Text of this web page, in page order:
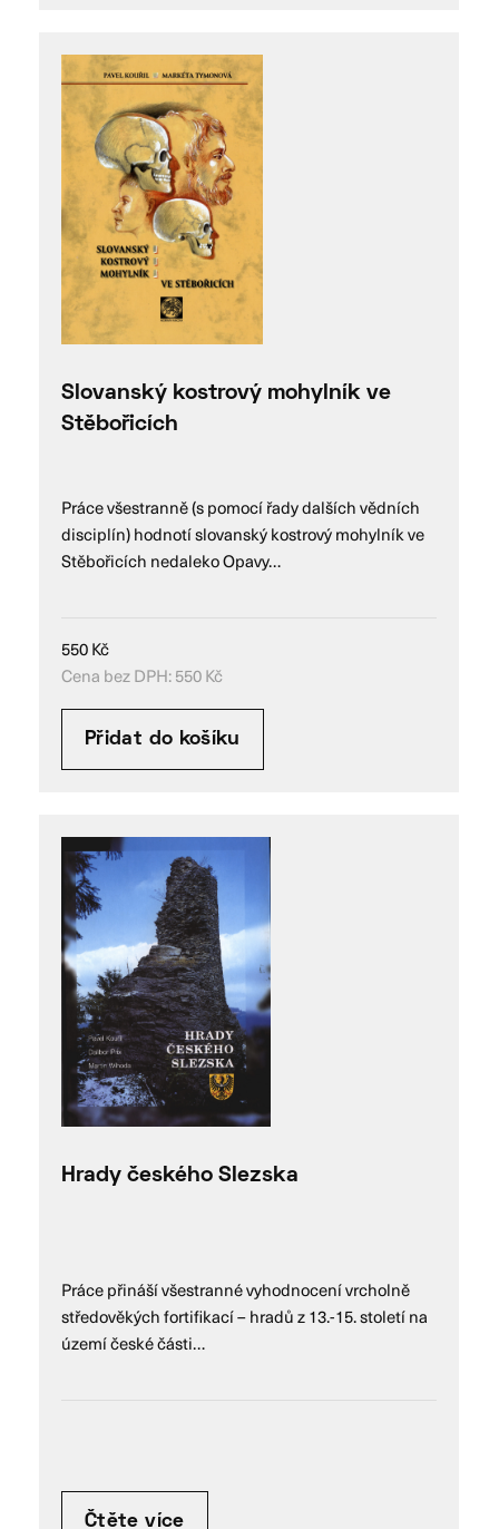
Slovanský kostrový mohylník ve
Stěbořicích
Práce všestranně (s pomocí řady dalších vědních
disciplín) hodnotí slovanský kostrový mohylník ve
Stěbořicích nedaleko Opavy…
550Kč
Cena bez DPH:550Kč
Přidat do košíku
Hrady českého Slezska
Práce přináší všestranné vyhodnocení vrcholně
středověkých fortifikací – hradů z 13.-15. století na
území české části…
Čtěte více